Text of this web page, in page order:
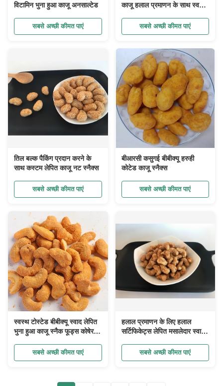
विटामिन भुना हुआ काजू अनसाल्टेड
सबसे अच्छी कीमत पाएं
काजू हलाल प्रमाणन के साथ स्वस्थ
सबसे अच्छी कीमत पाएं
तिल बल्क पैकिंग प्रदान करने के
साथ कस्टम लेपित काजू नट स्नैक्स
सबसे अच्छी कीमत पाएं
बीआरसी कसुगई बीबीक्यू हरुही
कोटेड काजू स्नैक्स
सबसे अच्छी कीमत पाएं
स्वस्थ टोस्टेड बीबीक्यू स्वाद लेपित
भुना हुआ काजू स्नैक फूड्स कोषेर /
सबसे अच्छी कीमत पाएं
हलाल प्रमाणन के लिए हलाल
सर्टिफिकेट्स लेपित मसालेदार स्वाद
सबसे अच्छी कीमत पाएं